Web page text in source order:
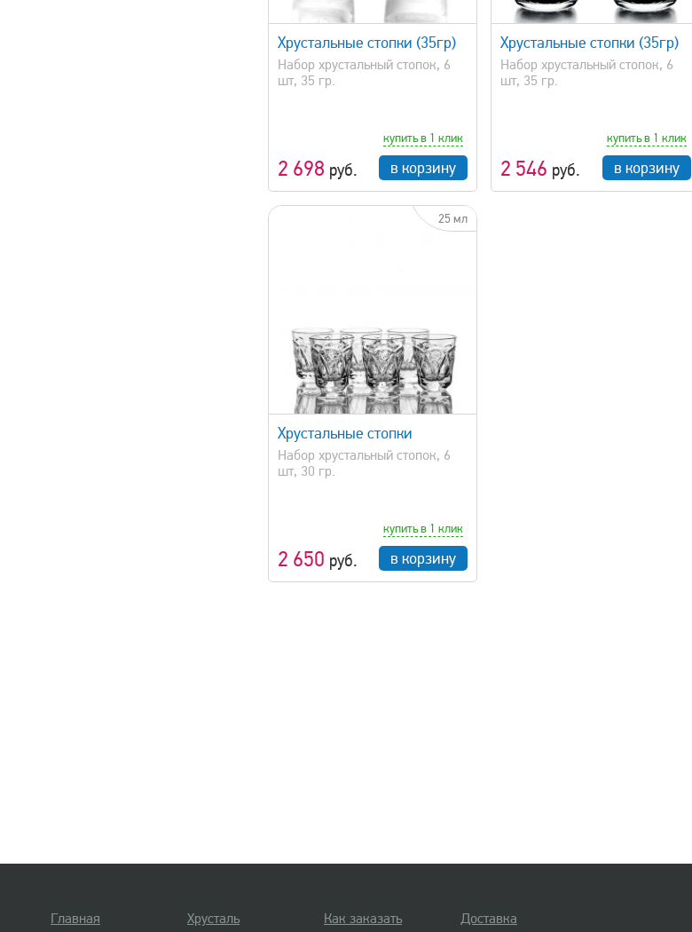
Хрустальные стопки (35гр)
Набор хрустальный стопок, 6
шт, 35 гр.
2 698 руб.
купить в 1 клик
в корзину
быстрый просмотр
Хрустальные стопки (35гр)
Набор хрустальный стопок, 6
шт, 35 гр.
2 546 руб.
купить в 1 клик
в корзину
быстрый просмотр
25 мл
Хрустальные стопки
Набор хрустальный стопок, 6
шт, 30 гр.
2 650 руб.
купить в 1 клик
в корзину
Главная Хрусталь Как заказать Доставка